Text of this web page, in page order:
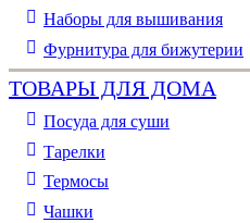
Наборы для вышивания
Фурнитура для бижутерии
ТОВАРЫ ДЛЯ ДОМА
Посуда для суши
Тарелки
Термосы
Чашки